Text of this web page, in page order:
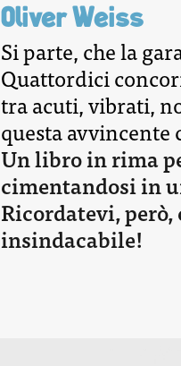
Oliver Weiss
Si parte, che la
Quattordici
tra acuti, vibrati,
questa
Un libro in rima
cimentandosi in
Ricordatevi,
insindacabile!